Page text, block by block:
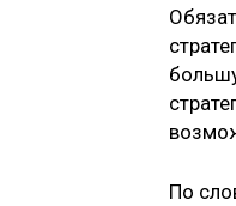
По